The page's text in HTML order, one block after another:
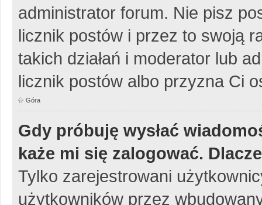
administrator forum. Nie pisz
licznik postów i przez to swoją
takich działań i moderator lub
licznik postów albo przyzna Ci
Góra
Gdy próbuję wysłać
każe mi się zalogować.
Tylko zarejestrowani
użytkowników przez